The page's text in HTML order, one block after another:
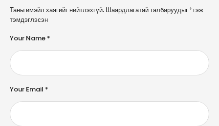
Таны имэйл хаягийг нийтлэхгүй. Шаардлагатай талбаруудыг*гэж
тэмдэглэсэн
Your Name *
Your Email *
A
l
e
n
a
ti
e